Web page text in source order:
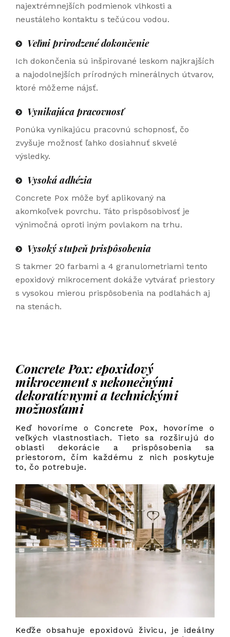
najextrémnejších podmienok vlhkosti a
neustáleho kontaktu s tečúcou vodou.
Veľmi prirodzené dokončenie
Ich dokončenia sú inšpirované leskom najkrajších
a najodolnejších prírodných minerálnych útvarov,
ktoré môžeme nájsť.
Vynikajúca pracovnosť
Ponúka vynikajúcu pracovnú schopnosť, čo
zvyšuje možnosť ľahko dosiahnuť skvelé
výsledky.
Vysoká adhézia
Concrete Pox môže byť aplikovaný na
akomkoľvek povrchu. Táto prispôsobivosť je
výnimočná oproti iným povlakom na trhu.
Vysoký stupeň prispôsobenia
S takmer 20 farbami a 4 granulometriami tento
epoxidový mikrocement dokáže vytvárať priestory
s vysokou mierou prispôsobenia na podlahách aj
na stenách.
Concrete Pox: epoxidový
mikrocement s nekonečnými
dekoratívnymi a technickými
možnosťami
Keď hovoríme o Concrete Pox, hovoríme o
veľkých vlastnostiach. Tieto sa rozširujú do
oblasti dekorácie a prispôsobenia sa
priestorom, čím každému z nich poskytuje
to, čo potrebuje.
Keďže obsahuje epoxidovú živicu, je ideálny